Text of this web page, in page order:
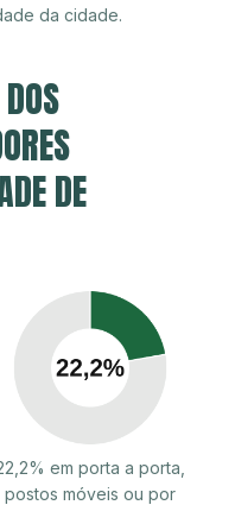
da cidade.
DE
em porta a porta,
postos móveis ou por